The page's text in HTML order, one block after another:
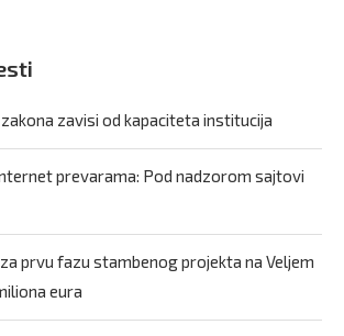
zavisi od kapaciteta institucija
prevarama: Pod nadzorom sajtovi
prvu fazu stambenog projekta na Veljem
eura